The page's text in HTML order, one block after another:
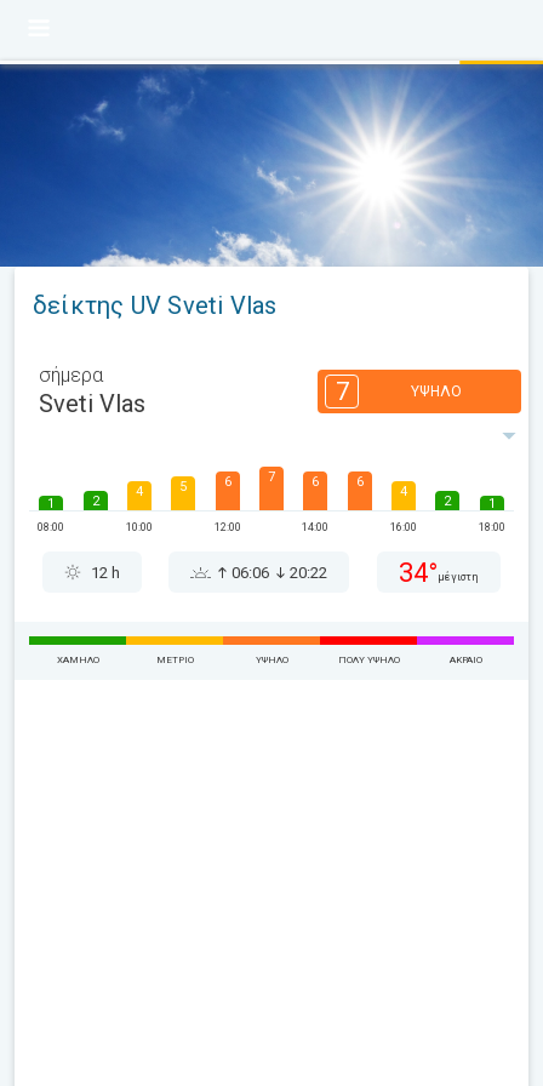
δείκτης UV Sveti Vlas
σήμερα
Sveti Vlas 7 ΥΨΗΛΌ
1
08:00
2
4
10:00
5 6
12:00
7 6
14:00
6
4
16:00
2 1
18:00
12 h 06:06 20:22 34° μέγιστη
ΧΑΜΗΛΌ ΜΈΤΡΙΟ ΥΨΗΛΌ ΠΟΛΎ ΥΨΗΛΌ ΑΚΡΑΊΟ